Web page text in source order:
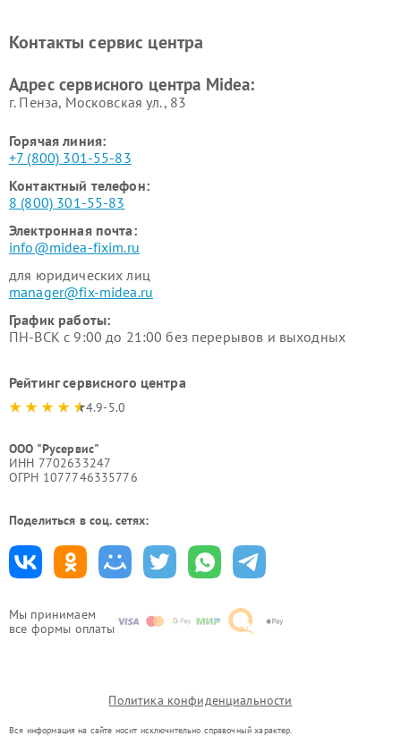
Мы принимаем
все формы оплаты
пылесосов Midea
Midea
Контакты сервис центра
Адрес сервисного центра Midea:
г. Пенза, Московская ул., 83
Горячая линия:
+7 (800) 301-55-83
Контактный телефон:
8 (800) 301-55-83
Электронная почта:
info@midea-fixim.ru
для юридических лиц
manager@fix-midea.ru
График работы:
ПН-ВСК с 9:00 до 21:00 без перерывов и выходных
Рейтинг сервисного центра
4.9-5.0
ООО "Русервис"
ИНН 7702633247
ОГРН 1077746335776
Поделиться в соц. сетях:
Политика конфиденциальности
Вся информация на сайте носит исключительно справочный характер.